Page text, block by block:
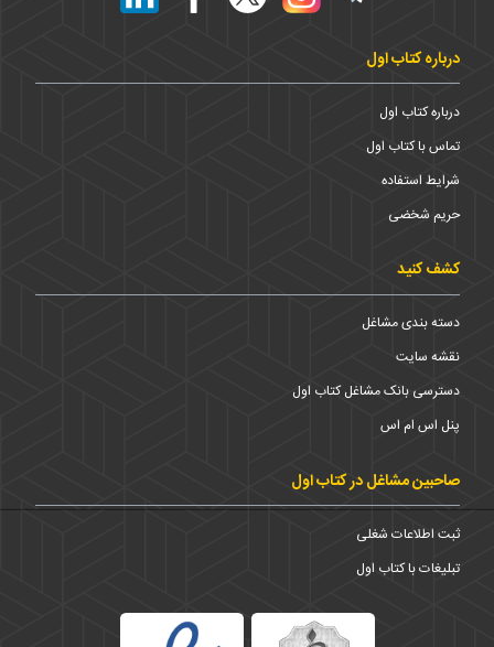
درباره کتاب اول
درباره کتاب اول
تماس با کتاب اول
شرایط استفاده
حریم شخضی
کشف کنید
دسته بندی مشاغل
نقشه سایت
دسترسی بانک مشاغل کتاب اول
پنل اس ام اس
صاحبین مشاغل در کتاب اول
ثبت اطلاعات شغلی
تبلیغات با کتاب اول